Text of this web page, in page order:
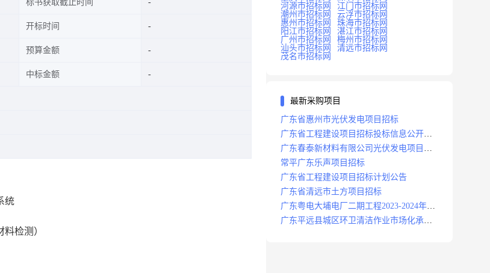
标书获取截止时间
开标时间
预算金额
中标金额
统
检测）
河源市招标网
江门市招标网
潮州市招标网
云浮市招标网
惠州市招标网
珠海市招标网
阳江市招标网
湛江市招标网
广州市招标网
梅州市招标网
汕头市招标网
清远市招标网
茂名市招标网
最新采购项目
广东省惠州市光伏发电项目招标
广东省工程建设项目招标投标信息公开目
录
广东春泰新材料有限公司光伏发电项目招
标
常平广东乐声项目招标
广东省工程建设项目招标计划公告
广东省清远市土方项目招标
广东粤电大埔电厂二期工程2023-2024年度
安保服务项目招标公告
广东平远县城区环卫清洁作业市场化承包